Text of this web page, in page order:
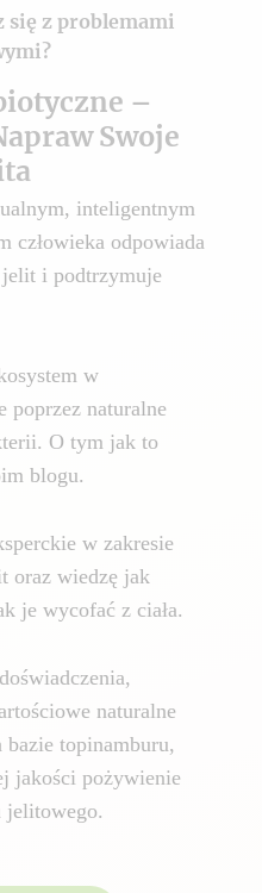
się z problemami
–
Swoje
inteligentnym
człowieka odpowiada
i podtrzymuje
w
poprzez naturalne
O tym jak to
blogu.
w zakresie
oraz wiedzę jak
je wycofać z ciała.
naturalne
topinamburu,
jakości pożywienie
jelitowego.